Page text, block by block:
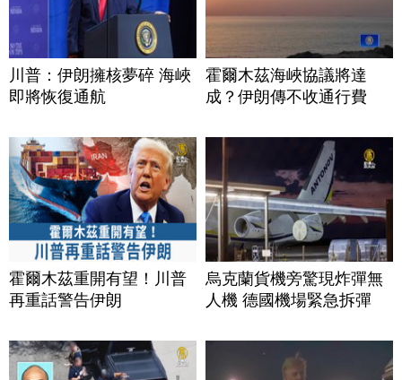
川普：伊朗擁核夢碎 海峽
即將恢復通航
霍爾木茲海峽協議將達
成？伊朗傳不收通行費
霍爾木茲重開有望！川普
再重話警告伊朗
烏克蘭貨機旁驚現炸彈無
人機 德國機場緊急拆彈